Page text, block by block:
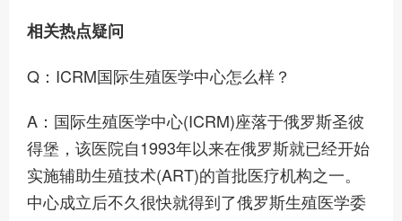
相关热点疑问
Q：ICRM国际生殖医学中心怎么样？
A：国际生殖医学中心(ICRM)座落于俄罗斯圣彼
得堡，该医院自1993年以来在俄罗斯就已经开始
实施辅助生殖技术(ART)的首批医疗机构之一。
中心成立后不久很快就得到了俄罗斯生殖医学委